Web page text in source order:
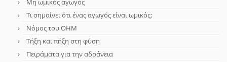
Μη ωμικός αγωγός
Τι σημαίνει ότι ένας αγωγός είναι ωμικός;
Νόμος του OHM
Τήξη και πήξη στη φύση
Πειράματα για την αδράνεια